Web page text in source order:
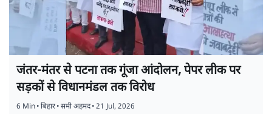
जंतर-मंतर से पटना तक गूंजा आंदोलन, पेपर लीक पर
सड़कों से विधानमंडल तक विरोध
6 Min•बिहार•समी अहमद•21 Jul, 2026